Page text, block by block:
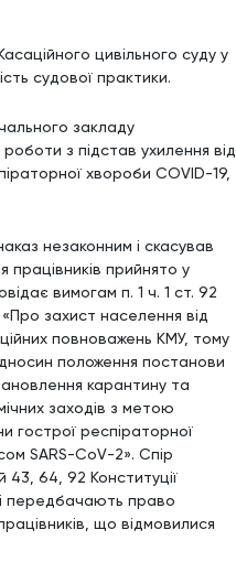
цивільного суду у
судової практики.
закладу
з підстав ухилення від
хвороби COVID-19,
незаконним і скасував
прийнято у
вимогам п. 1 ч. 1 ст. 92
«Про захист населення від
повноважень КМУ, тому
положення постанови
карантину та
заходів з метою
гострої респіраторної
SARS-CoV-2». Спір
43, 64, 92 Конституції
передбачають право
що відмовилися